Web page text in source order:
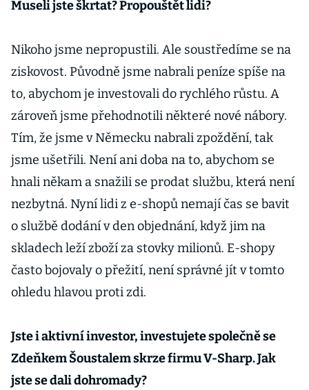
Museli jste škrtat? Propouštět lidi?
Nikoho jsme nepropustili. Ale soustředíme se na
ziskovost. Původně jsme nabrali peníze spíše na
to, abychom je investovali do rychlého růstu. A
zároveň jsme přehodnotili některé nové nábory.
Tím, že jsme v Německu nabrali zpoždění, tak
jsme ušetřili. Není ani doba na to, abychom se
hnali někam a snažili se prodat službu, která není
nezbytná. Nyní lidi z e-shopů nemají čas se bavit
o službě dodání v den objednání, když jim na
skladech leží zboží za stovky milionů. E-shopy
často bojovaly o přežití, není správné jít v tomto
ohledu hlavou proti zdi.
Jste i aktivní investor, investujete společně se
Zdeňkem Šoustalem skrze firmu V-Sharp. Jak
jste se dali dohromady?